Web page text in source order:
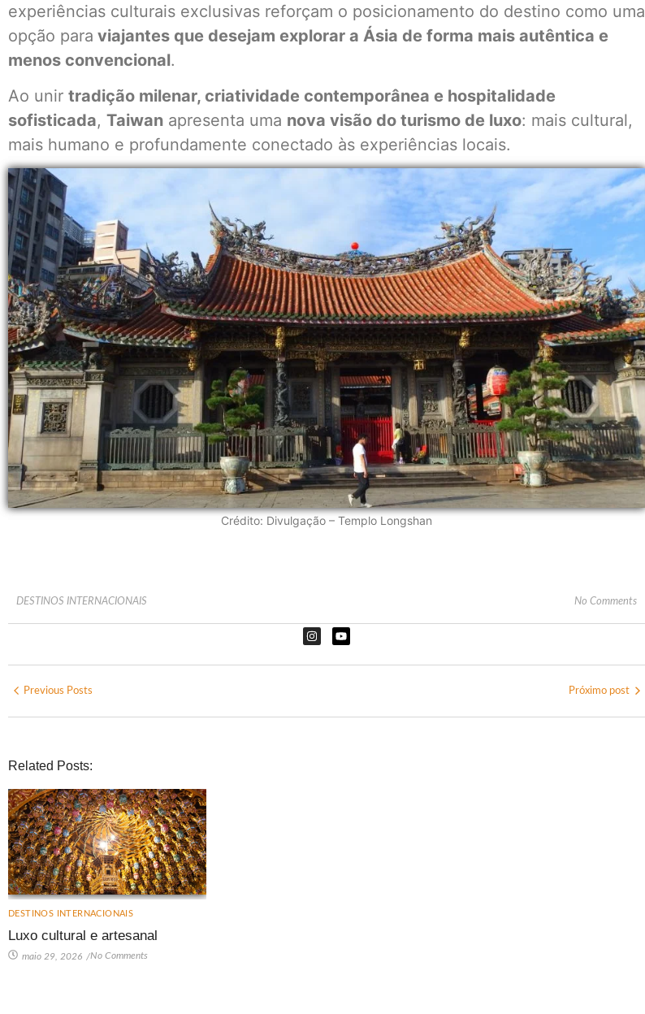
experiências culturais exclusivas reforçam o posicionamento do destino como uma
opção para viajantes que desejam explorar a Ásia de forma mais autêntica e
menos convencional.
Ao unir tradição milenar, criatividade contemporânea e hospitalidade
sofisticada, Taiwan apresenta uma nova visão do turismo de luxo: mais cultural,
mais humano e profundamente conectado às experiências locais.
Crédito: Divulgação – Templo Longshan
DESTINOS INTERNACIONAIS No Comments
Previous Posts Próximo post
Related Posts:
DESTINOS INTERNACIONAIS
Luxo cultural e artesanal
maio 29, 2026 /No Comments